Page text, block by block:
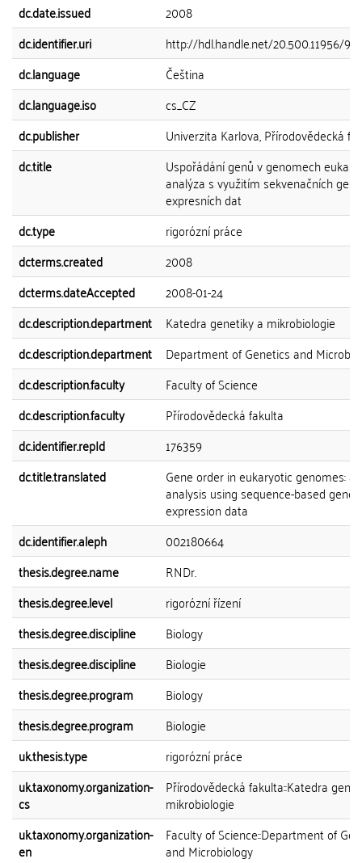
dc.date.issued
2008
dc.identifier.uri
http://hdl.handle.net/20.500.11956/
dc.language
Čeština
dc.language.iso
cs_CZ
dc.publisher
Univerzita Karlova, Přírodovědecká
dc.title
Uspořádání genů v genomech
analýza s využitím sekvenačních
expresních dat
dc.type
rigorózní práce
dcterms.created
2008
dcterms.dateAccepted
2008-01-24
dc.description.department
Katedra genetiky a mikrobiologie
dc.description.department
Department of Genetics and
dc.description.faculty
Faculty of Science
dc.description.faculty
Přírodovědecká fakulta
dc.identifier.repId
176359
dc.title.translated
Gene order in eukaryotic genomes: an
analysis using sequence-based gene
expression data
dc.identifier.aleph
002180664
thesis.degree.name
RNDr.
thesis.degree.level
rigorózní řízení
thesis.degree.discipline
Biology
thesis.degree.discipline
Biologie
thesis.degree.program
Biology
thesis.degree.program
Biologie
uk.thesis.type
rigorózní práce
uk.taxonomy.organization-
cs
Přírodovědecká fakulta::Katedra
mikrobiologie
uk.taxonomy.organization-
en
Faculty of Science::Department of
and Microbiology